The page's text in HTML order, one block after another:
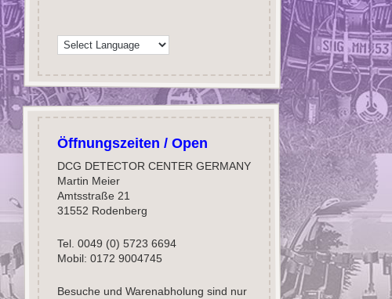
Öffnungszeiten / Open
DCG DETECTOR CENTER GERMANY
Martin Meier
Amtsstraße 21
31552 Rodenberg
Tel. 0049 (0) 5723 6694
Mobil: 0172 9004745
Besuche und Warenabholung sind nur